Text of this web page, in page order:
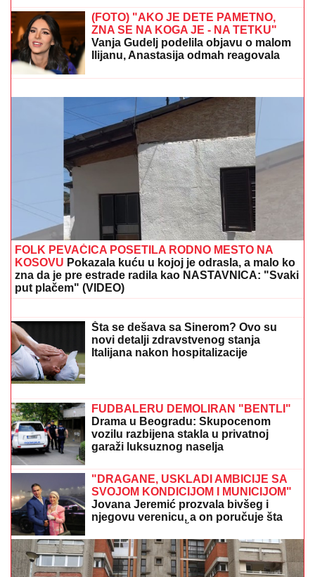
SRPSKOM REPREZENTATIVCU DEMOLIRAN AUTO
Saša Lukić bio u inostranstvu kada su mu polupana
stakla na skupocenom "bentliju"
MESTA ZA STUDIJE NA ENGLESKOM:
FONraspisao septembarski rok
OVO JE MILKA (82) KOJU JE UBIO
SIN! Uposlednje vreme živela u Domu,
jutros došla da obiđe sina, a on je
TUKAO DO SMRTI! (FOTO, VIDEO)
"KAKAV TO PSIHOPATA MOŽE BITI"Turčin živeo sa
ženom u stanu u Borči u kojem je ubio Ruskinju:
Isplivali stravični detalji
(FOTO) "AKO JE DETE PAMETNO,
ZNA SE NA KOGA JE - NA TETKU"
Vanja Gudelj podelila objavu o malom
Ilijanu, Anastasija odmah reagovala